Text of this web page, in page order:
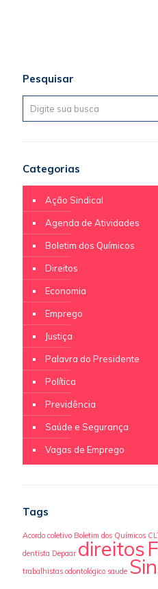
Pesquisar
Categorias
Ação Sindical
Agenda de Atividades
Boletim dos Químicos
Direitos
Economia
Emprego
Justiça
Palavra do Presidente
Política
Previdência
Saúde e Segurança
Vagas de Emprego
Tags
Acordo coletivo Boletim dos Químicos
dentista Depaar direitos
trabalhistas odontológico saude